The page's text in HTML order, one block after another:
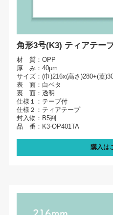
角形3号(K3) ティアテー
材 質：OPP
厚 み：40μm
サイズ：(巾)216x(高さ)280+(蓋
表 面：白ベタ
裏 面：透明
仕様１：テープ付
仕様２：ティアテープ
封入物：B5判
品 番：K3-OP401TA
購入は